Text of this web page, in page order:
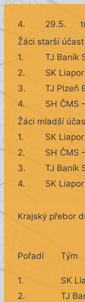
4. 29.5.
Žáci starší
1.
TJ Baník
2.
SK
3.
TJ Plzeň
4.
SH ČMS
Žáci mladší
1.
SK
2.
SH ČMS
3.
TJ Baník
4.
SK
Krajský přebor
Pořadí Tým
1. SK
2.
TJ